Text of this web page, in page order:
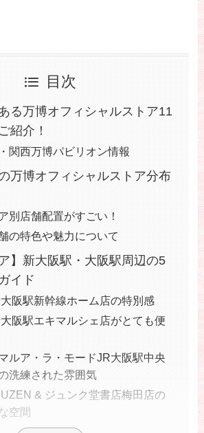
目次
る万博オフィシャルストア11
紹介！
関西万博パビリオン情報
万博オフィシャルストア分布
別店舗配置がすごい！
の特色や魅力について
ア】新大阪駅・大阪駅周辺の5
イド
阪駅新幹線ホーム店の特別感
阪駅エキマルシェ店がとても便
ルア・ラ・モードJR大阪駅中央
洗練された雰囲気
& ジュンク堂書店梅田店の
空間